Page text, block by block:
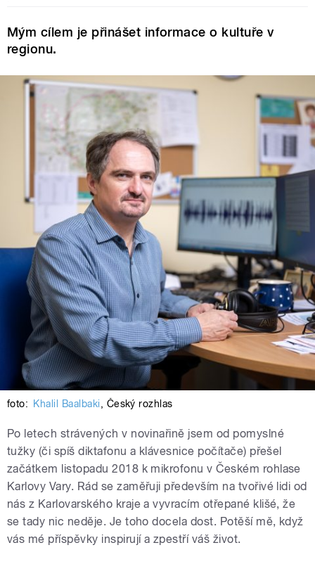
Mým cílem je přinášet informace o kultuře v
regionu.
foto: Khalil Baalbaki, Český rozhlas
Po letech strávených v novinařině jsem od pomyslné
tužky (či spíš diktafonu a klávesnice počítače) přešel
začátkem listopadu 2018 k mikrofonu v Českém rohlase
Karlovy Vary. Rád se zaměřuji především na tvořivé lidi od
nás z Karlovarského kraje a vyvracím otřepané klišé, že
se tady nic neděje. Je toho docela dost. Potěší mě, když
vás mé příspěvky inspirují a zpestří váš život.